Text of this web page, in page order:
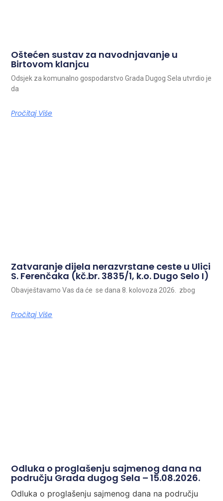
Oštećen sustav za navodnjavanje u
Birtovom klanjcu
Odsjek za komunalno gospodarstvo Grada Dugog Sela utvrdio je
da
Pročitaj Više
Zatvaranje dijela nerazvrstane ceste u Ulici
S. Ferenčaka (kč.br. 3835/1, k.o. Dugo Selo I)
Obavještavamo Vas da će se dana 8. kolovoza 2026. zbog
Pročitaj Više
Odluka o proglašenju sajmenog dana na
području Grada dugog Sela – 15.08.2026.
Odluka o proglašenju sajmenog dana na području